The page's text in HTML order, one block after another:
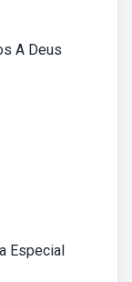
A Deus
Especial